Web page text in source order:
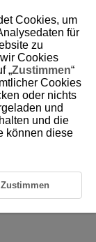
mit internem
EF-S-Objektive
Cookies, um
für
zu
Cookies
„Zustimmen“
Cookies
oder nichts
und
und die
können diese